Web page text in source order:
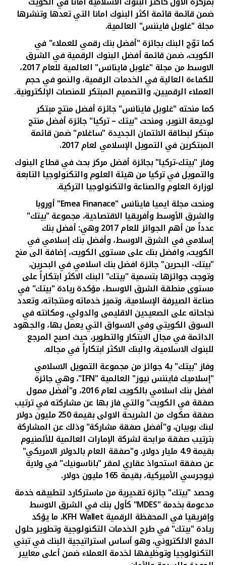
ضمن قائمة قائمة اكثر البنوك امانا التي تعدها وتنشرها
مجلة "غلوبل فايننس" العالمية.
كما توّج البنك بجائزة "أفضل بنك رقمي للعملاء" في
الكويت، ضمن قائمة أفضل البنوك الرقمية في الشرق
الاوسط من مجلة "غلوبل فاينانس" العالمية للعام 2017،
للكفاءة العالية في الخدمات الرقمية، والنمو في حجم
العملاء الرقميين، والتصميم المبتكر للمنصات الإلكترونية.
كما منحته "غلوبل فاينانس" جائزة أفضل منتج مبتكر
لوديعة النوير، ومنحت "بيتك – تركيا" جائزة أفضل منتج
مبتكر لبطاقة الائتمان الجديدة "ساغلام" ضمن قائمة
المبتكرين في التمويل الإسلامي لعام 2017.
وفاز "بيتك-تركيا" بجائزة أفضل مركز بحث في قطاع البنوك
والتمويل في تركيا من هيئة العلوم والتكنولوجيا التابعة
لوزارة العلوم والصناعة والتكنولوجيا التركية.
ومنحت مجلة ايميا فاينانس "Emea Finanace" أوروبا
والشرق الأوسط وأفريقيا الاقتصادية، مجموعة "بيتك"
عدداً من أهم الجوائز للعام 2017 وهي: أفضل بنك
إسلامي في الشرق الاوسط، وأفضل بنك إسلامي في
الكويت، وافضل بنك على مستوى الكويت، إضافة الى منح
"بيتك- البحرين" جائزة افضل بنك اسلامي في البحرين،
وتوجت جوائزها بتسمية "بيتك" البنك الاكثر ابتكاراً على
مستوى منطقة الشرق الاوسط، مؤكدة ريادة "بيتك" في
صناعة الصيرفة الإسلامية، وتميز خدماته ومنتجاته، وتعدد
نجاحاته على الصعيدين الاقليمى والدولي، ومكانته في
السوق الكويتي وفي الاسواق التي يعمل بها، والجهود
الدائمة في مجال الابتكار والتطوير، حيث اصبح المرجع
للبنوك الاسلامية، والبنك الاكثر ابتكاراً في مجاله.
وفاز "بيتك" بـ4 جوائز من مجموعة التمويل الاسلامي
"إسلاميك فايننس نيوز" العالمية "IFN"، وهي جائزة
افضل بنك اسلامي بالكويت لعام 2016، و"أفضل ممول
صفقة في الكويت" والتي فاز بها عن مشاركته في ترتيب
صفقة صكوك من الشريحة الاولى بقيمة 250 مليون دولار
لبنك بوبيان، و"أفضل صفقة مشاركة" وذلك عن المشاركة
بترتيب صفقة مرابحة لشركة الإمارات العالمية للألمنيوم
بقيمة 4.9 مليار دولار، و"صفقة العام بالدولار الامريكي"
عن صفقة استحواذ عقاري لمقر "باناسونيك" في ولاية
نيوجرسي الأميركية، بقيمة 165 مليون دولار.
وحصد "بيتك" جائزة تقديرية من ماستركارد لتطبيقه خدمة
مدعومة بخدمة "MDES" كأول بنك في الشرق الاوسط
وإفريقيا في المحفظة الرقميةKFH Wallet، ما يؤكد
ريادة "بيتك" في طرح الخدمات التكنولوجية وتطوير حلول
الدفع الالكتروني، وهو أساس استراتيجية البنك في تبني
التكنولوجيا وتوظيفها لخدمة العملاء ضمن أعلى معايير